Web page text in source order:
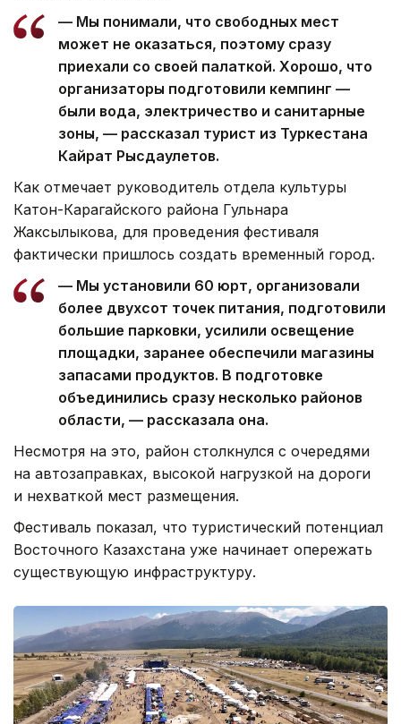
— Мы понимали, что свободных мест
может не оказаться, поэтому сразу
приехали со своей палаткой. Хорошо, что
организаторы подготовили кемпинг —
были вода, электричество и санитарные
зоны, — рассказал турист из Туркестана
Кайрат Рысдаулетов.
Как отмечает руководитель отдела культуры
Катон-Карагайского района Гульнара
Жаксылыкова, для проведения фестиваля
фактически пришлось создать временный город.
— Мы установили 60 юрт, организовали
более двухсот точек питания, подготовили
большие парковки, усилили освещение
площадки, заранее обеспечили магазины
запасами продуктов. В подготовке
объединились сразу несколько районов
области, — рассказала она.
Несмотря на это, район столкнулся с очередями
на автозаправках, высокой нагрузкой на дороги
и нехваткой мест размещения.
Фестиваль показал, что туристический потенциал
Восточного Казахстана уже начинает опережать
существующую инфраструктуру.